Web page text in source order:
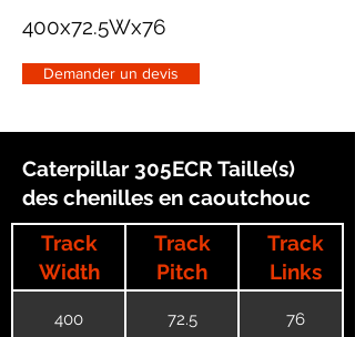
400x72.5Wx76
Demander un devis
Caterpillar 305ECR Taille(s)
des chenilles en caoutchouc
Track
Width
Track
Pitch
Track
Links
400 72.5 76